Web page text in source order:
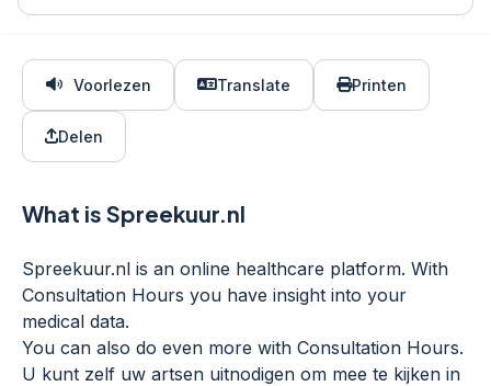
Voorlezen Translate Printen
Delen
What is Spreekuur.nl
Spreekuur.nl is an online healthcare platform. With
Consultation Hours you have insight into your
medical data.
You can also do even more with Consultation Hours.
U kunt zelf uw artsen uitnodigen om mee te kijken in